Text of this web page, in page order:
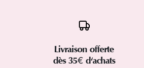
Livraison offerte
dès 35€ d'achats